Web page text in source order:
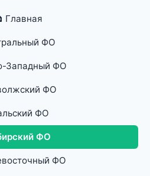
Главная
ФО
Западный ФО
ФО
ФО
ФО
ФО